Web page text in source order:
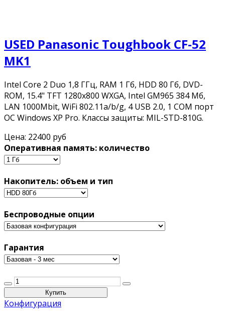
USED Panasonic Toughbook CF-52
MK1
Intel Core 2 Duo 1,8 ГГц, RAM 1 Гб, HDD 80 Гб, DVD-
ROM, 15.4" TFT 1280x800 WXGA, Intel GM965 384 Мб,
LAN 1000Mbit, WiFi 802.11a/b/g, 4 USB 2.0, 1 COM порт
ОС Windows XP Pro. Классы защиты: MIL-STD-810G.
Цена: 22400 руб
Оперативная память: количество
Накопитель: объем и тип
Беспроводные опции
Гарантия
Конфигурация